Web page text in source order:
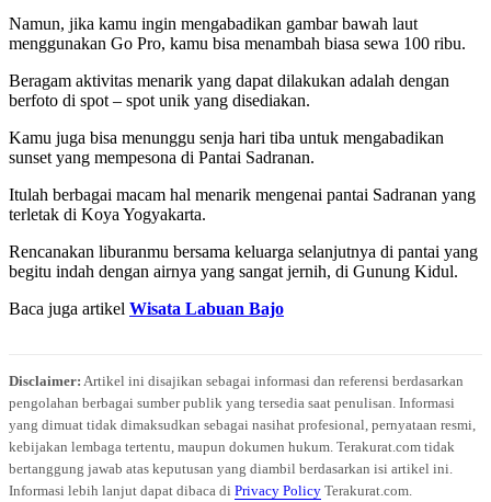
Namun, jika kamu ingin mengabadikan gambar bawah laut
menggunakan Go Pro, kamu bisa menambah biasa sewa 100 ribu.
Beragam aktivitas menarik yang dapat dilakukan adalah dengan
berfoto di spot – spot unik yang disediakan.
Kamu juga bisa menunggu senja hari tiba untuk mengabadikan
sunset yang mempesona di Pantai Sadranan.
Itulah berbagai macam hal menarik mengenai pantai Sadranan yang
terletak di Koya Yogyakarta.
Rencanakan liburanmu bersama keluarga selanjutnya di pantai yang
begitu indah dengan airnya yang sangat jernih, di Gunung Kidul.
Baca juga artikel Wisata Labuan Bajo
Disclaimer: Artikel ini disajikan sebagai informasi dan referensi berdasarkan
pengolahan berbagai sumber publik yang tersedia saat penulisan. Informasi
yang dimuat tidak dimaksudkan sebagai nasihat profesional, pernyataan resmi,
kebijakan lembaga tertentu, maupun dokumen hukum. Terakurat.com tidak
bertanggung jawab atas keputusan yang diambil berdasarkan isi artikel ini.
Informasi lebih lanjut dapat dibaca di Privacy Policy Terakurat.com.